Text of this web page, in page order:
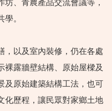
坊、青農產品交流會議等，
。
，以及室內裝修，仍在各處
裸露牆壁結構、原始屋樑及
及原始建築結構工法，也可
化歷程，讓民眾對家鄉土地